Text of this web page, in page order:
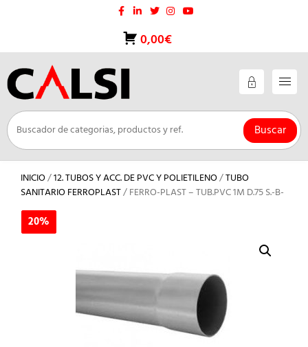
0,00€
Buscar
INICIO/12. TUBOS Y ACC. DE PVC Y POLIETILENO/TUBO
SANITARIO FERROPLAST/ FERRO-PLAST – TUB.PVC 1M D.75 S.-B-
20%
20%